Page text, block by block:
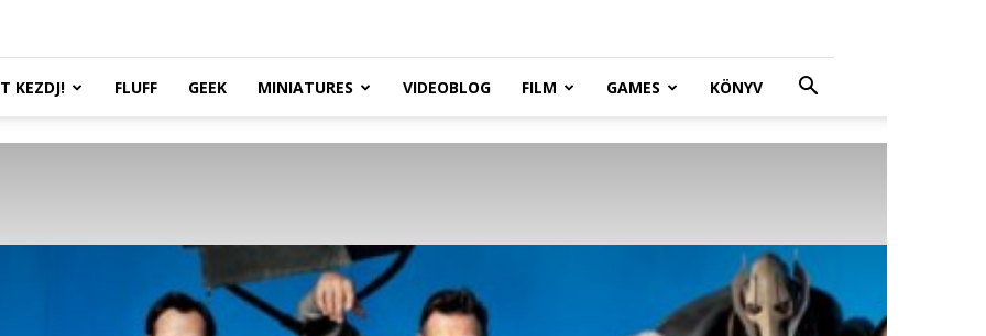
KEZDJ! FLUFF GEEK MINIATURES VIDEOBLOG FILM GAMES KÖNYV